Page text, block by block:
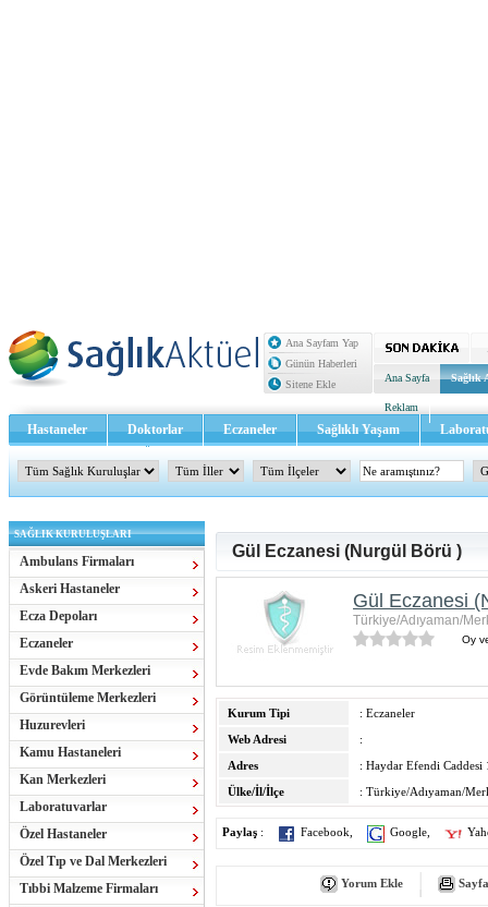
Ana Sayfam Yap
Günün Haberleri
Sitene Ekle
Ana Sayfa Sağlık
Reklam
Hastaneler Doktorlar Eczaneler Sağlıklı Yaşam
Sağlık TV - Video İletişim
SAĞLIK KURULUŞLARI
Ambulans Firmaları
Askeri Hastaneler
Ecza Depoları
Eczaneler
Evde Bakım Merkezleri
Görüntüleme Merkezleri
Huzurevleri
Kamu Hastaneleri
Kan Merkezleri
Laboratuvarlar
Özel Hastaneler
Özel Tıp ve Dal Merkezleri
Tıbbi Malzeme Firmaları
Gül Eczanesi (Nurgül Börü )
Gül Eczanesi
Türkiye/Adıyaman/
Oy
Kurum Tipi
: Eczaneler
Web Adresi
:
Adres
: Haydar Efendi Caddesi
Ülke/İl/İlçe
: Türkiye/Adıyaman/
Paylaş : Facebook Google
Yorum Ekle